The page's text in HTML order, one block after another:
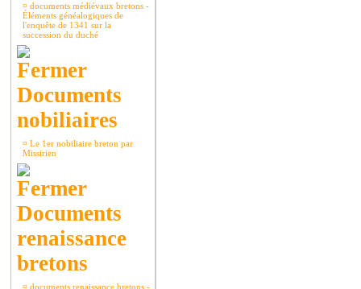
¤ documents médiévaux bretons -
Éléments généalogiques de
l'enquête de 1341 sur la
succession du duché
Documents
nobiliaires
¤ Le 1er nobiliaire breton par
Missirien
Documents
renaissance
bretons
¤ documents renaissance bretons -